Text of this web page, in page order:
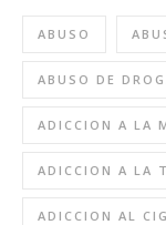
ABUSO
ABUSO DE
ADICCION A LA
ADICCION A LA
ADICCION AL